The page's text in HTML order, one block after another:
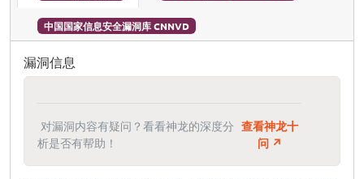
中国国家信息安全漏洞库 CNNVD
漏洞信息
对漏洞内容有疑问？看看神龙的深度分
析是否有帮助！
查看神龙十
问 ↗